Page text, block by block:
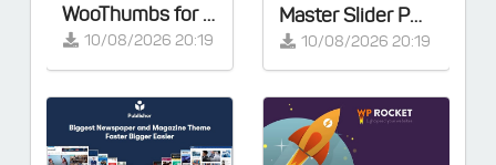
WooThumbs for WooCommerce v5.13.2
10/08/2026 20:19
Master Slider PRO v3.7.7 - Touch Layer Slider WordPress Plugin
10/08/2026 20:19